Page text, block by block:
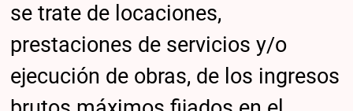
se trate de locaciones,
prestaciones de servicios y/o
ejecución de obras, de los ingresos